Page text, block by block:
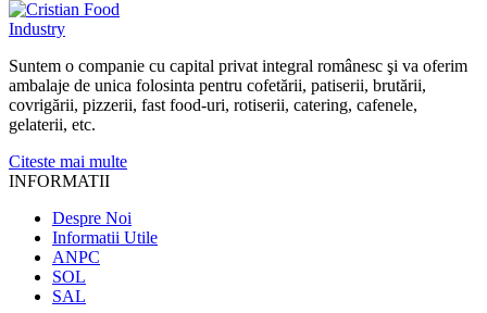
Suntem o companie cu capital privat integral românesc şi va oferim
ambalaje de unica folosinta pentru cofetării, patiserii, brutării,
covrigării, pizzerii, fast food-uri, rotiserii, catering, cafenele,
gelaterii, etc.
Citeste mai multe
INFORMATII
Despre Noi
Informatii Utile
ANPC
SOL
SAL